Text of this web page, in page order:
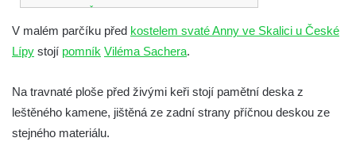
Kenotaf Šimona Valhy na starém hřbitově v
Kamenném Újezdě
Kenotaf Václava B. Hájka na starém
Pomník obětem válek na Náměstí v
Kamenném Újezdě
V malém parčíku před kostelem svaté Anny ve Skalici u České
Lípy stojí pomník Viléma Sachera.
Na travnaté ploše před živými keři stojí pamětní deska z
leštěného kamene, jištěná ze zadní strany příčnou deskou ze
stejného materiálu.